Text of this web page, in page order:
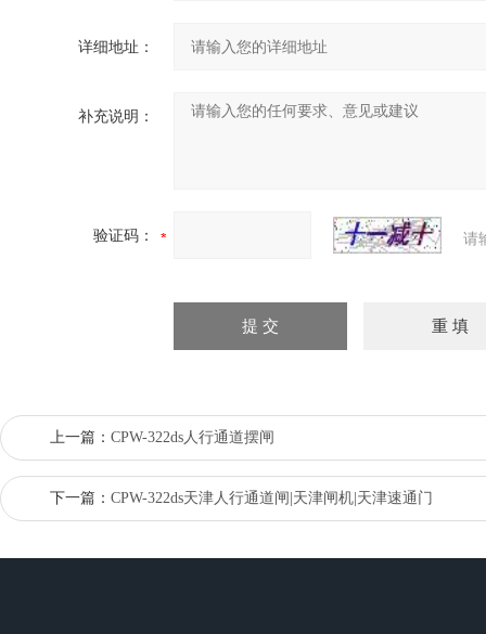
详细地址：
补充说明：
验证码： 请
上一篇： CPW-322ds人行通道摆闸
下一篇： CPW-322ds天津人行通道闸|天津闸机|天津速通门